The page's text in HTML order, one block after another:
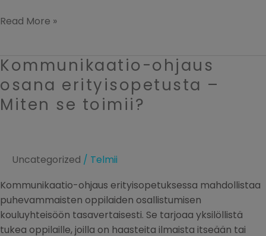
Read More »
Kommunikaatio-ohjaus
osana erityisopetusta –
Miten se toimii?
Uncategorized / Telmii
Kommunikaatio-ohjaus erityisopetuksessa mahdollistaa
puhevammaisten oppilaiden osallistumisen
kouluyhteisöön tasavertaisesti. Se tarjoaa yksilöllistä
tukea oppilaille, joilla on haasteita ilmaista itseään tai
Kommunikaatio-
osana
erityisopetusta
toimii?